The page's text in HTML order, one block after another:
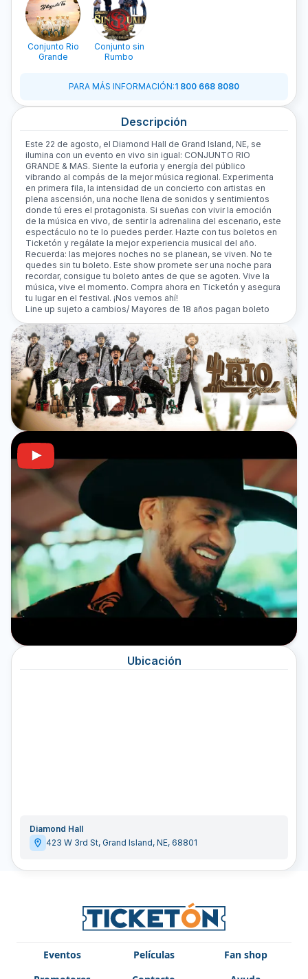
Conjunto Rio
Grande
Conjunto sin
Rumbo
PARA MÁS INFORMACIÓN:1 800 668 8080
Descripción
Este 22 de agosto, el Diamond Hall de Grand Island, NE, se
ilumina con un evento en vivo sin igual: CONJUNTO RIO
GRANDE & MAS. Siente la euforia y energía del público
vibrando al compás de la mejor música regional. Experimenta
en primera fila, la intensidad de un concierto con artistas en
plena ascensión, una noche llena de sonidos y sentimientos
donde tú eres el protagonista. Si sueñas con vivir la emoción
de la música en vivo, de sentir la adrenalina del escenario, este
espectáculo no te lo puedes perder. Hazte con tus boletos en
Ticketón y regálate la mejor experiencia musical del año.
Recuerda: las mejores noches no se planean, se viven. No te
quedes sin tu boleto. Este show promete ser una noche para
recordar, consigue tu boleto antes de que se agoten. Vive la
música, vive el momento. Compra ahora en Ticketón y asegura
tu lugar en el festival. ¡Nos vemos ahí!
Line up sujeto a cambios/ Mayores de 18 años pagan boleto
Ubicación
Diamond Hall
423 W 3rd St, Grand Island, NE, 68801
Eventos Películas
Fan shop